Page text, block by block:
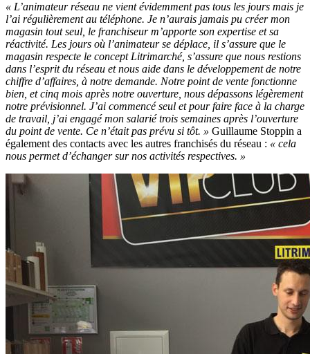
« L’animateur réseau ne vient évidemment pas tous les jours mais je
l’ai régulièrement au téléphone. Je n’aurais jamais pu créer mon
magasin tout seul, le franchiseur m’apporte son expertise et sa
réactivité. Les jours où l’animateur se déplace, il s’assure que le
magasin respecte le concept Litrimarché, s’assure que nous restions
dans l’esprit du réseau et nous aide dans le développement de notre
chiffre d’affaires, à notre demande. Notre point de vente fonctionne
bien, et cinq mois après notre ouverture, nous dépassons légèrement
notre prévisionnel. J’ai commencé seul et pour faire face à la charge
de travail, j’ai engagé mon salarié trois semaines après l’ouverture
du point de vente. Ce n’était pas prévu si tôt. » Guillaume Stoppin a
également des contacts avec les autres franchisés du réseau : « cela
nous permet d’échanger sur nos activités respectives. »